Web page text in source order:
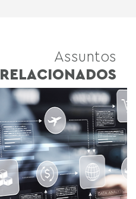
Assuntos
RELACIONADOS